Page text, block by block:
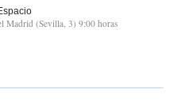
Madrid (Sevilla, 3) 9:00 horas